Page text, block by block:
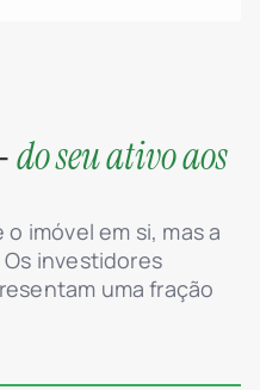
do seu ativo aos
imóvel em si, mas a
Os investidores
uma fração